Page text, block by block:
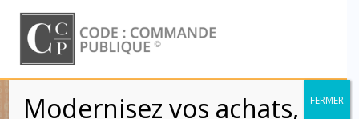
to
content
Modernisez vos achats,
FERMER